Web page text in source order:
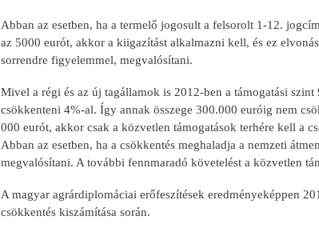
Abban az esetben, ha a termelő jogosult a felsorolt 1-12.
az 5000 eurót, akkor a kiigazítást alkalmazni kell, és ez
sorrendre figyelemmel, megvalósítani.
Mivel a régi és az új tagállamok is 2012-ben a támogatási
csökkenteni 4%-al. Így annak összege 300.000 euróig nem
000 eurót, akkor csak a közvetlen támogatások terhére kell a
Abban az esetben, ha a csökkentés meghaladja a nemzeti
megvalósítani. A további fennmaradó követelést a közvetlen
A magyar agrárdiplomáciai erőfeszítések eredményeképpen
csökkentés kiszámítása során.